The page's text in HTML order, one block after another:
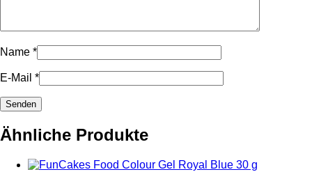
Name *
E-Mail *
Ähnliche Produkte